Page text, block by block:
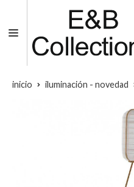
inicio iluminación - novedad